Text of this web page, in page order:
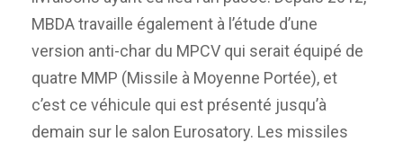
MBDA travaille également à l’étude d’une
version anti-char du MPCV qui serait équipé de
quatre MMP (Missile à Moyenne Portée), et
c’est ce véhicule qui est présenté jusqu’à
demain sur le salon Eurosatory. Les missiles